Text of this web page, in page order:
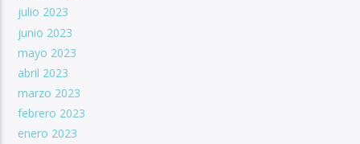
julio 2023
junio 2023
mayo 2023
abril 2023
marzo 2023
febrero 2023
enero 2023